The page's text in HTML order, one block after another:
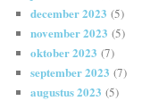
december 2023 (5)
november 2023 (5)
oktober 2023 (7)
september 2023 (7)
augustus 2023 (5)